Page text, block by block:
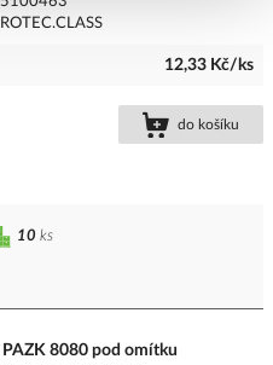
12,33 Kč/ks
do košíku
10 ks
PAZK 8080 pod omítku